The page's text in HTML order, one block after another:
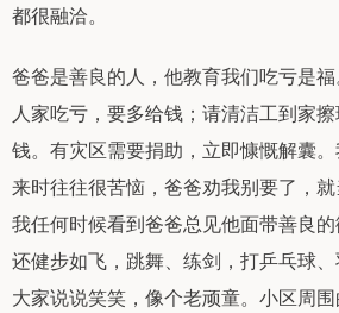
都很融洽。
爸爸是善良的人，他教育我们吃亏是
人家吃亏，要多给钱；请清洁工到家
钱。有灾区需要捐助，立即慷慨解囊
来时往往很苦恼，爸爸劝我别要了，就
我任何时候看到爸爸总见他面带善良
还健步如飞，跳舞、练剑，打乒乓球
大家说说笑笑，像个老顽童。小区周